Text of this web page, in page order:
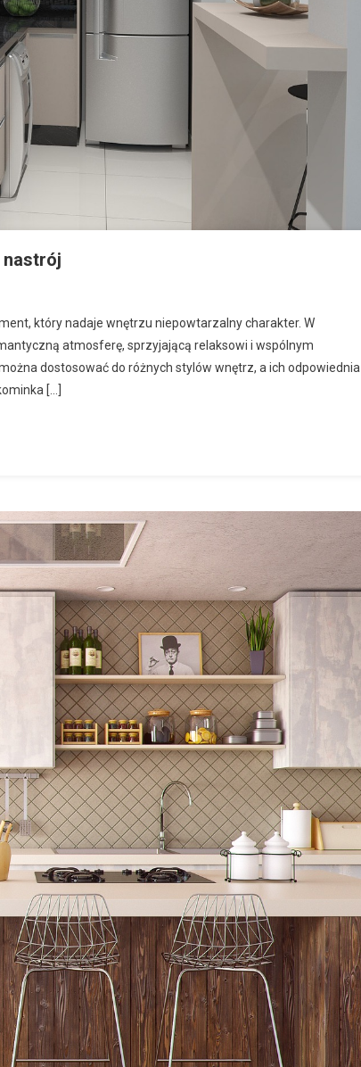
nastrój
który nadaje wnętrzu niepowtarzalny charakter. W
atmosferę, sprzyjającą relaksowi i wspólnym
dostosować do różnych stylów wnętrz, a ich odpowiednia
[…]